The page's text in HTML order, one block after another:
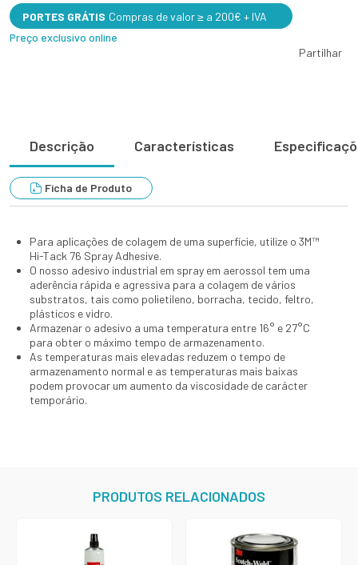
PORTES GRÁTIS Compras de valor ≥ a 200€ + IVA
Preço exclusivo online
Partilhar
Descrição Características
Ficha de Produto
Para aplicações de colagem de uma superfície, utilize o 3M™
Hi-Tack 76 Spray Adhesive.
O nosso adesivo industrial em spray em aerossol tem uma
aderência rápida e agressiva para a colagem de vários
substratos, tais como polietileno, borracha, tecido, feltro,
plásticos e vidro.
Armazenar o adesivo a uma temperatura entre 16° e 27°C
para obter o máximo tempo de armazenamento.
As temperaturas mais elevadas reduzem o tempo de
armazenamento normal e as temperaturas mais baixas
podem provocar um aumento da viscosidade de carácter
temporário.
PRODUTOS RELACIONADOS